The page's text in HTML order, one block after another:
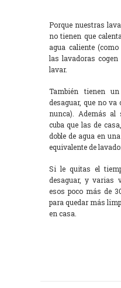
Porque nuestras
no tienen que
agua caliente
las lavadoras cogen
lavar.
También tienen
desaguar, que no va
nunca). Además al
cuba que las de
doble de agua en
equivalente de
Si le quitas el
desaguar, y varias
esos poco más de
para quedar más
en casa.